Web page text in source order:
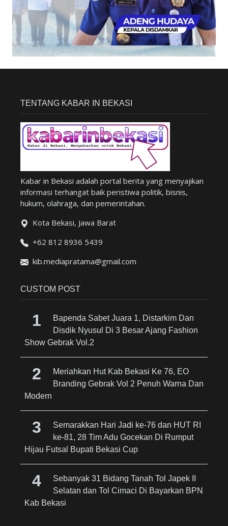
TENTANG KABAR IN BEKASI
Kabar in Bekasi adalah portal berita yang menyajikan
informasi terhangat baik peristiwa politik, bisnis,
hukum, olahraga, dan pemerintahan.
Kota Bekasi, Jawa Barat
+62 812 8936 5439
kib.mediapratama@gmail.com
CUSTOM POST
Bapenda Sabet Juara 1, Distarkim Dan
Disdik Nyusul Di 3 Besar Ajang Fashion
Show Gebrak Vol.2
Meriahkan Hut Kab Bekasi Ke 76, EO
Branding Gebrak Vol 2 Penuh Warna Dan
Modern
Semarakkan Hari Jadi ke-76 dan HUT RI
ke-81, 28 Tim Adu Gocekan Di Rumput
Hijau Futsal Bupati Bekasi Cup
Sebanyak 31 Bidang Tanah Tol Japek II
Selatan dan Tol Cimaci Di Bayarkan BPN
Kab Bekasi